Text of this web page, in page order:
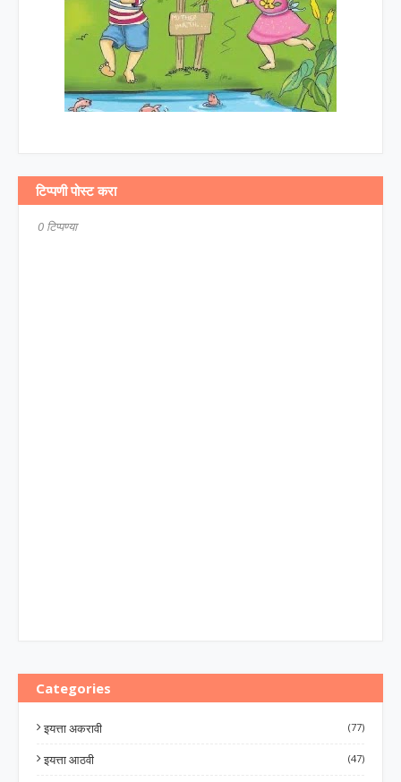
टिप्पणी पोस्ट करा
0 टिप्पण्या
Categories
इयत्ता अकरावी (77)
इयत्ता आठवी (47)